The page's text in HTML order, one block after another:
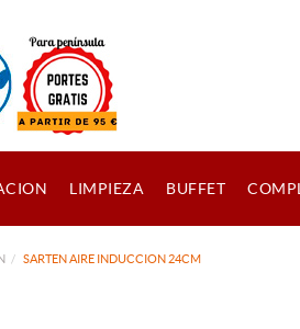
LIMPIEZA BUFFET
SARTEN AIRE INDUCCION 24CM